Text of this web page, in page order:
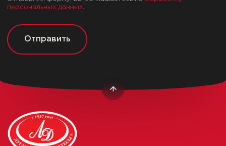
персональных данных
Отправить